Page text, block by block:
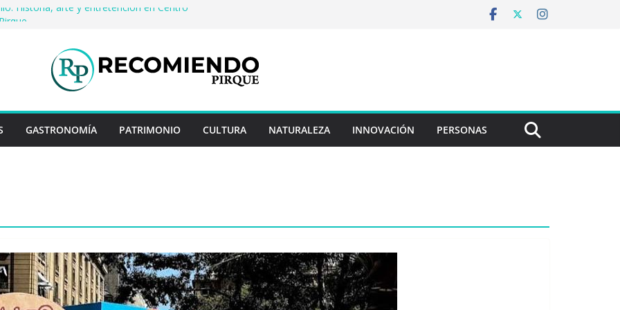
Historia, arte y entretención en Centro
Rayo Credit y diferencias frente a
historias: ingredientes que dieron
enterosGASTRONOMÍA PATRIMONIO CULTURA NATURALEZA INNOVACIÓN PERSONAS